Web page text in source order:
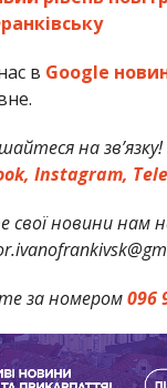
в Google
на
Instagram,
свої новини нам
за номером096